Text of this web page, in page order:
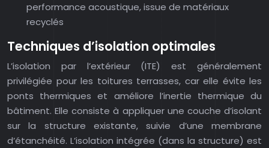
performance acoustique, issue de matériaux
recyclés
Techniques d’isolation optimales
L’isolation par l’extérieur (ITE) est généralement
privilégiée pour les toitures terrasses, car elle évite les
ponts thermiques et améliore l’inertie thermique du
bâtiment. Elle consiste à appliquer une couche d’isolant
sur la structure existante, suivie d’une membrane
d’étanchéité. L’isolation intégrée (dans la structure) est